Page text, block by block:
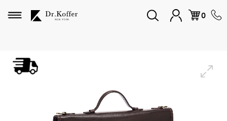
0
Избранное
Дорожная коллекция
Мужская коллекция